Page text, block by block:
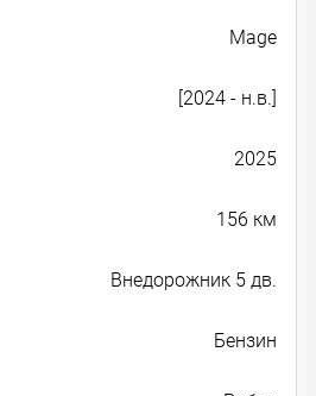
Mage
[2024 - н.в.]
2025
156 км
Внедорожник 5 дв.
Бензин